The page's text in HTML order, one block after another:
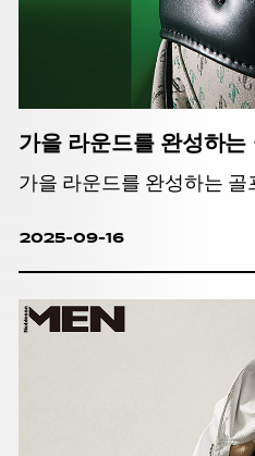
가을 라운드를 완성하는
가을 라운드를 완성하는 골
2025-09-16